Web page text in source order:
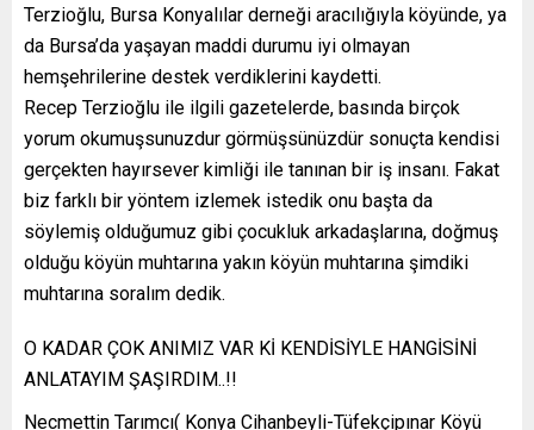
Terzioğlu, Bursa Konyalılar derneği aracılığıyla köyünde, ya
da Bursa’da yaşayan maddi durumu iyi olmayan
hemşehrilerine destek verdiklerini kaydetti.
Recep Terzioğlu ile ilgili gazetelerde, basında birçok
yorum okumuşsunuzdur görmüşsünüzdür sonuçta kendisi
gerçekten hayırsever kimliği ile tanınan bir iş insanı. Fakat
biz farklı bir yöntem izlemek istedik onu başta da
söylemiş olduğumuz gibi çocukluk arkadaşlarına, doğmuş
olduğu köyün muhtarına yakın köyün muhtarına şimdiki
muhtarına soralım dedik.
O KADAR ÇOK ANIMIZ VAR Kİ KENDİSİYLE HANGİSİNİ
ANLATAYIM ŞAŞIRDIM..!!
Necmettin Tarımcı( Konya Cihanbeyli-Tüfekçipınar Köyü